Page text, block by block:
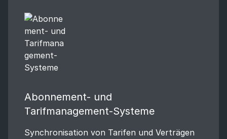
Abonnement- und
Tarifmanagement-Systeme
Synchronisation von Tarifen und Verträgen